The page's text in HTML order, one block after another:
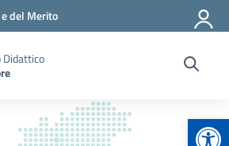
del Merito
Didattico